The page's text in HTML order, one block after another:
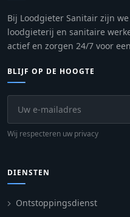
Bij Loodgieter Sanitair zijn
loodgieterij en sanitaire
actief en zorgen 24/7 voor
BLIJF OP DE HOOGTE
Wij respecteren uw privacy
DIENSTEN
Ontstoppingsdienst